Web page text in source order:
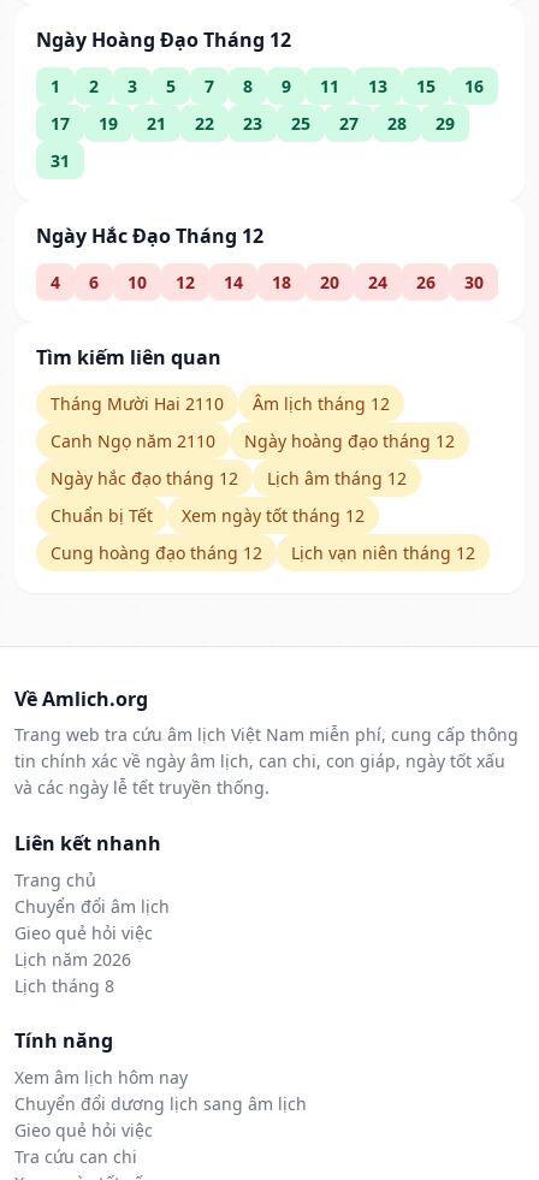
Ngày Hoàng Đạo Tháng 12
1 2 3 5 7 8 9 11 13 15
16
17
19 21 22 23 25 27 28
29
31
Ngày Hắc Đạo Tháng 12
4 6 10 12 14 18 20 24 26 30
Tìm kiếm liên quan
Tháng Mười Hai 2110
Âm lịch tháng 12
Canh Ngọ năm 2110
Ngày hoàng đạo tháng 12
Ngày hắc đạo tháng 12
Lịch âm tháng 12
Chuẩn bị Tết
Xem ngày tốt tháng 12
Cung hoàng đạo tháng 12
Lịch vạn niên tháng 12
Về Amlich.org
Trang web tra cứu âm lịch Việt Nam miễn phí, cung cấp thông
tin chính xác về ngày âm lịch, can chi, con giáp, ngày tốt xấu
và các ngày lễ tết truyền thống.
Liên kết nhanh
Trang chủ
Chuyển đổi âm lịch
Gieo quẻ hỏi việc
Lịch năm 2026
Lịch tháng 8
Tính năng
Xem âm lịch hôm nay
Chuyển đổi dương lịch sang âm lịch
Gieo quẻ hỏi việc
Tra cứu can chi